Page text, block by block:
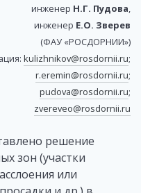
инженер Н.Г. Пудова
инженер Е.О. Зверев
(ФАУ «РОСДОРНИИ»)
kulizhnikov@rosdornii.ru;
r.eremin@rosdornii.ru;
pudova@rosdornii.ru;
zvereveo@rosdornii.ru
решение
зон (участки
или